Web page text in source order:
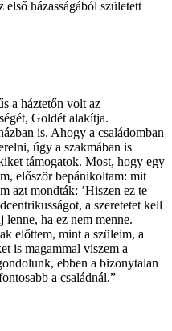
első házasságából született
a háztetőn volt az
Goldét alakítja.
is. Ahogy a családomban
úgy a szakmában is
támogatok. Most, hogy egy
először bepánikoltam: mit
azt mondták: ’Hiszen ez te
a szeretetet kell
lenne, ha ez nem menne.
előttem, mint a szüleim, a
is magammal viszem a
ebben a bizonytalan
a családnál.”